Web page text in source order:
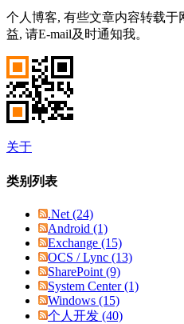
个人博客, 有些文章内容转载
益, 请E-mail及时通知我。
关于
类别列表
.Net (24)
Android (1)
Exchange (15)
OCS / Lync (13)
SharePoint (9)
System Center (1)
Windows (15)
个人开发 (40)